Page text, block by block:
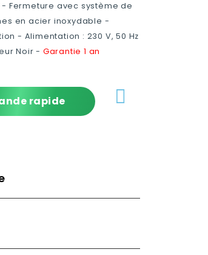
Fermeture avec système de
en acier inoxydable -
- Alimentation : 230 V, 50 Hz
Noir - Garantie 1 an
rapide